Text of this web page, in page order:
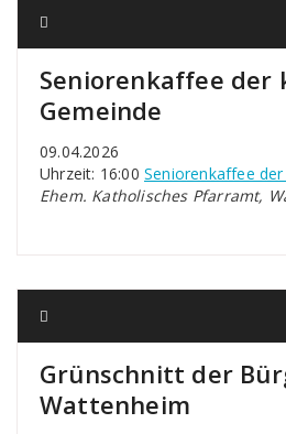
Seniorenkaffee der
Gemeinde
09.04.2026
Uhrzeit: 16:00 Seniorenkaffee
Ehem. Katholisches Pfarramt,
Grünschnitt der
Wattenheim